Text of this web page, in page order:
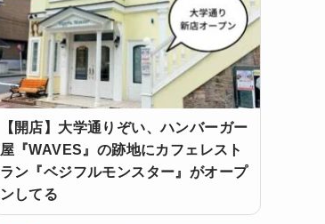
【開店】大学通りぞい、ハンバーガー
屋『WAVES』の跡地にカフェレスト
ラン『ベジフルモンスター』がオープ
ンしてる